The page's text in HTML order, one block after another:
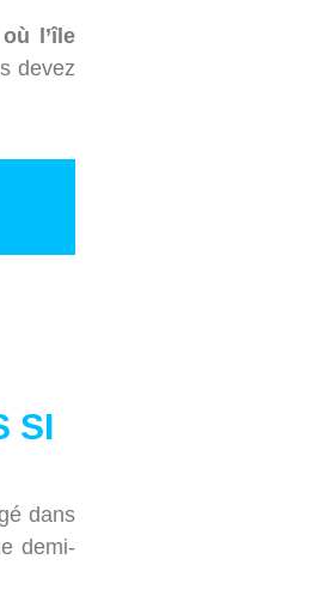
où l’île
devez
SI
dans
demi-